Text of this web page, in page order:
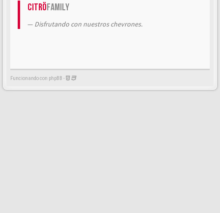
CitröFamily
Disfrutando con nuestros chevrones.
Funcionando con phpBB -